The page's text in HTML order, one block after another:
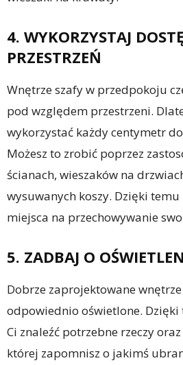
4. WYKORZYSTAJ
PRZESTRZEŃ
Wnętrze szafy w przedpokoju
pod względem przestrzeni.
wykorzystać każdy centymetr
Możesz to zrobić poprzez
ścianach, wieszaków na
wysuwanych koszy. Dzięki temu
miejsca na przechowywanie
5. ZADBAJ O
Dobrze zaprojektowane
odpowiednio oświetlone. Dzięki
Ci znaleźć potrzebne rzeczy
której zapomnisz o jakimś